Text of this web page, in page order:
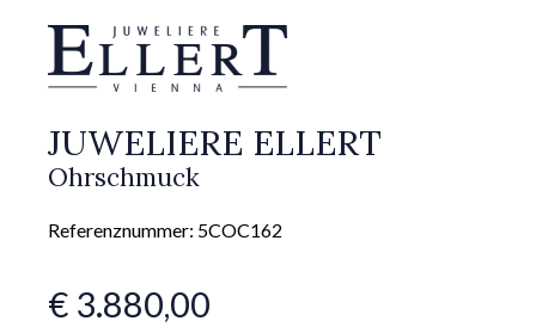
JUWELIERE ELLERT
Ohrschmuck
Referenznummer: 5COC162
€ 3.880,00